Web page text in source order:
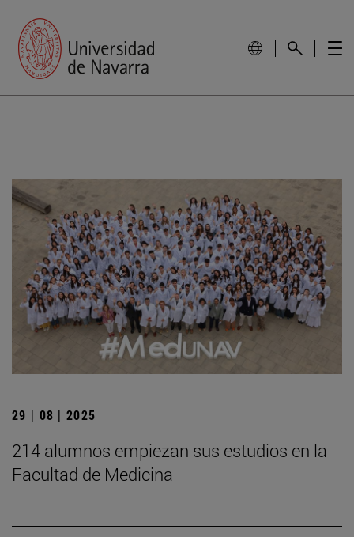
29 | 08 | 2025
214 alumnos empiezan sus estudios en la
Facultad de Medicina